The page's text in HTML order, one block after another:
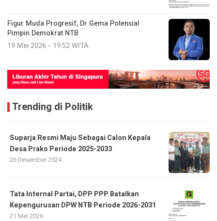
Figur Muda Progresif, Dr Gema Potensial
Pimpin Demokrat NTB
19 Mei 2026 - 19:52 WITA
Trending di Politik
Suparja Resmi Maju Sebagai Calon Kepala
Desa Prako Periode 2025-2033
26 Desember 2024
Tata Internal Partai, DPP PPP Batalkan
Kepengurusan DPW NTB Periode 2026-2031
21 Mei 2026